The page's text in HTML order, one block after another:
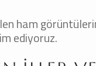
ham
ediyoruz.